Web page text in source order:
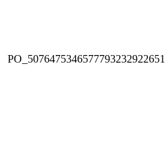
PO_5076475346577793232922651